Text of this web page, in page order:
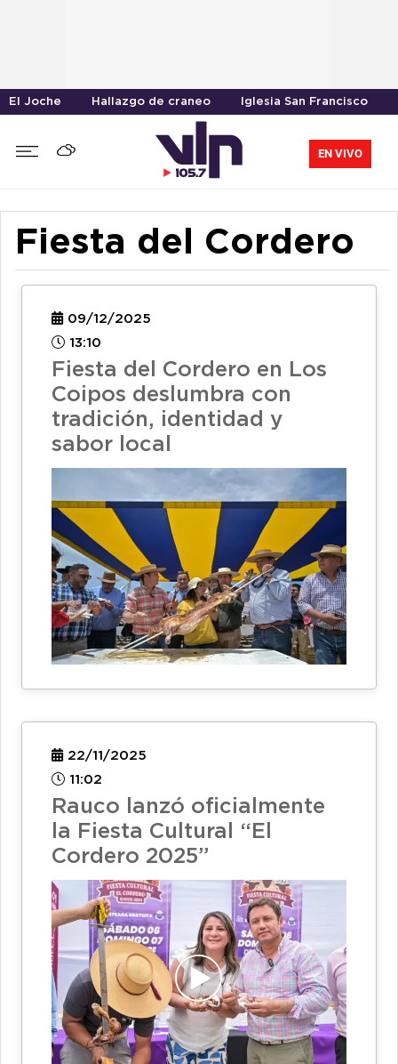
El Joche Hallazgo de craneo Iglesia San Francisco
EN VIVO
Fiesta del Cordero
09/12/2025
13:10
Fiesta del Cordero en Los
Coipos deslumbra con
tradición, identidad y
sabor local
22/11/2025
11:02
Rauco lanzó oficialmente
la Fiesta Cultural “El
Cordero 2025”